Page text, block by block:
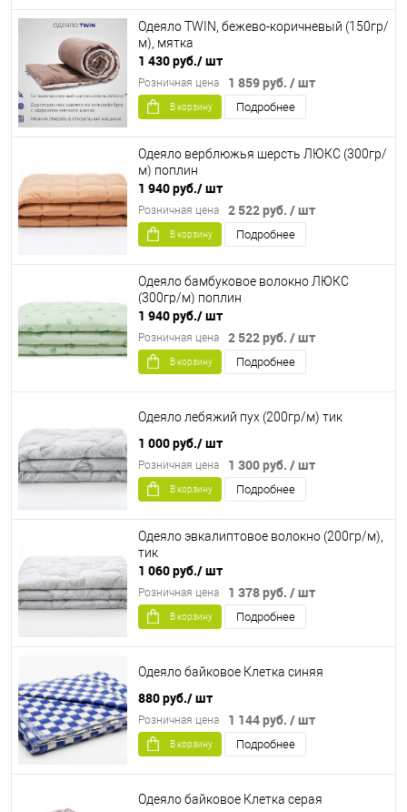
Одеяло TWIN, бежево-коричневый (150гр/
м), мятка
1 430 руб./ шт
1 859 руб. / шт
Розничная цена
В корзину Подробнее
Одеяло верблюжья шерсть ЛЮКС (300гр/
м) поплин
1 940 руб./ шт
2 522 руб. / шт
Розничная цена
В корзину Подробнее
Одеяло бамбуковое волокно ЛЮКС
(300гр/м) поплин
1 940 руб./ шт
2 522 руб. / шт
Розничная цена
В корзину Подробнее
Одеяло лебяжий пух (200гр/м) тик
1 000 руб./ шт
1 300 руб. / шт
Розничная цена
В корзину Подробнее
Одеяло эвкалиптовое волокно (200гр/м),
тик
1 060 руб./ шт
1 378 руб. / шт
Розничная цена
В корзину Подробнее
Одеяло байковое Клетка синяя
880 руб./ шт
1 144 руб. / шт
Розничная цена
В корзину Подробнее
Одеяло байковое Клетка серая